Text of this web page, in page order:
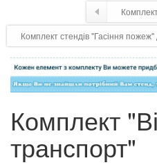
Комплект стендів "Гасіння
Комплект
транспорт"